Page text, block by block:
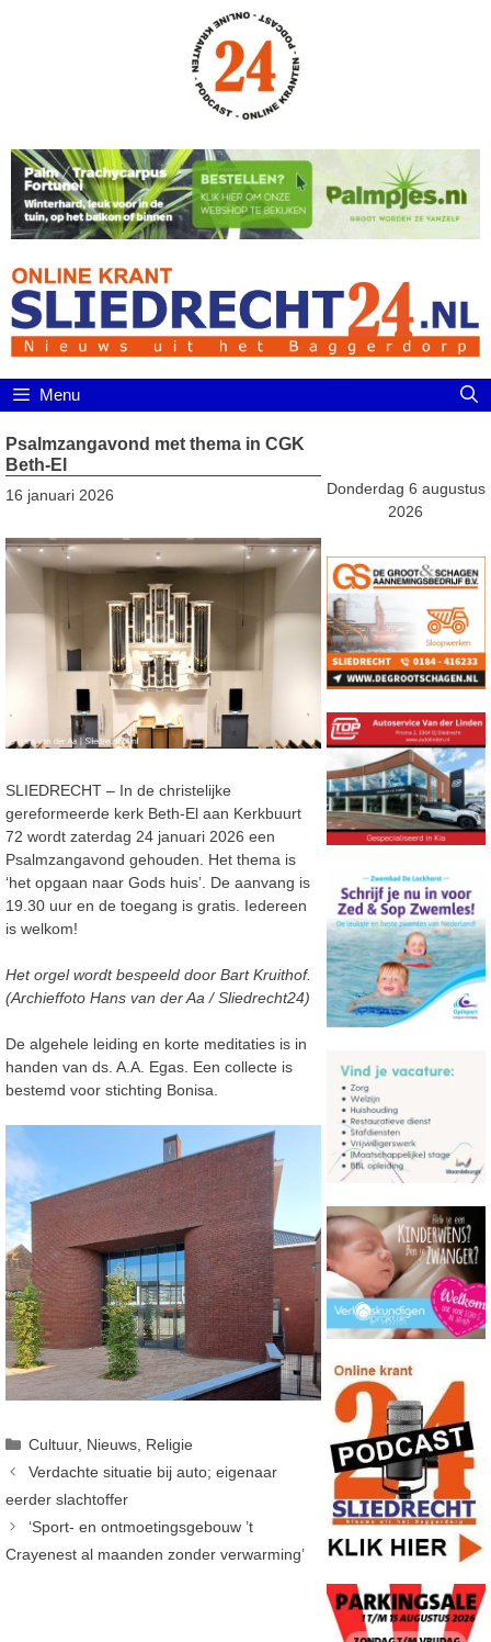
Menu
Psalmzangavond met thema in CGK
Beth-El
16 januari 2026
SLIEDRECHT – In de christelijke
gereformeerde kerk Beth-El aan Kerkbuurt
72 wordt zaterdag 24 januari 2026 een
Psalmzangavond gehouden. Het thema is
‘het opgaan naar Gods huis’. De aanvang is
19.30 uur en de toegang is gratis. Iedereen
is welkom!
Het orgel wordt bespeeld door Bart Kruithof.
(Archieffoto Hans van der Aa / Sliedrecht24)
De algehele leiding en korte meditaties is in
handen van ds. A.A. Egas. Een collecte is
bestemd voor stichting Bonisa.
Categorieën
Cultuur, Nieuws Religie
Verdachte situatie bij auto; eigenaar
eerder slachtoffer
‘Sport- en ontmoetingsgebouw ’t
Crayenest al maanden zonder verwarming’
Donderdag 6 augustus
2026